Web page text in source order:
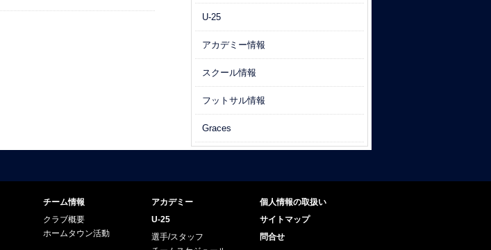
U-25
アカデミー情報
スクール情報
フットサル情報
Graces
チーム情報
クラブ概要
ホームタウン活動
アカデミー
U-25
選手/スタッフ
個人情報の取扱い
サイトマップ
問合せ